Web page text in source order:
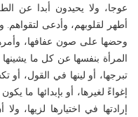
عوجا، ولا يحيدون أبدا عن
أطهر لقلوبهم، وأدعى لتقواهم.
وحضها على صون عفافها،
المرأة بنفسها عن كل ما
تبرجها، أو لينها في القول،
إغواءً لغيرها، أو بإبدائها ما
إرادتها في اختيارها لزيها،